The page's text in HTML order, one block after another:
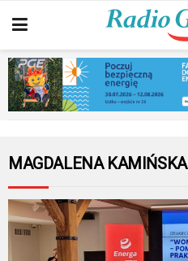
MAGDALENA KAMIŃSKA